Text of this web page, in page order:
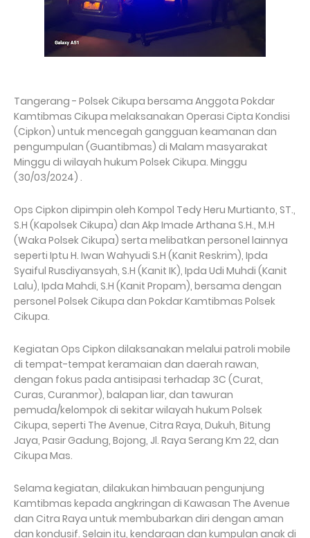
Tangerang - Polsek Cikupa bersama Anggota Pokdar
Kamtibmas Cikupa melaksanakan Operasi Cipta Kondisi
(Cipkon) untuk mencegah gangguan keamanan dan
pengumpulan (Guantibmas) di Malam masyarakat
Minggu di wilayah hukum Polsek Cikupa. Minggu
(30/03/2024) .
Ops Cipkon dipimpin oleh Kompol Tedy Heru Murtianto, ST.,
S.H (Kapolsek Cikupa) dan Akp Imade Arthana S.H., M.H
(Waka Polsek Cikupa) serta melibatkan personel lainnya
seperti Iptu H. Iwan Wahyudi S.H (Kanit Reskrim), Ipda
Syaiful Rusdiyansyah, S.H (Kanit IK), Ipda Udi Muhdi (Kanit
Lalu), Ipda Mahdi, S.H (Kanit Propam), bersama dengan
personel Polsek Cikupa dan Pokdar Kamtibmas Polsek
Cikupa.
Kegiatan Ops Cipkon dilaksanakan melalui patroli mobile
di tempat-tempat keramaian dan daerah rawan,
dengan fokus pada antisipasi terhadap 3C (Curat,
Curas, Curanmor), balapan liar, dan tawuran
pemuda/kelompok di sekitar wilayah hukum Polsek
Cikupa, seperti The Avenue, Citra Raya, Dukuh, Bitung
Jaya, Pasir Gadung, Bojong, Jl. Raya Serang Km 22, dan
Cikupa Mas.
Selama kegiatan, dilakukan himbauan pengunjung
Kamtibmas kepada angkringan di Kawasan The Avenue
dan Citra Raya untuk membubarkan diri dengan aman
dan kondusif. Selain itu, kendaraan dan kumpulan anak di